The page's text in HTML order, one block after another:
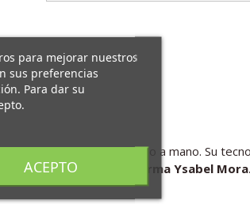
alta calidad y remallado a mano. Su
Está fabricado por la
firma Ysabel
para mejorar nuestros
sus preferencias
Para dar su
ACEPTO